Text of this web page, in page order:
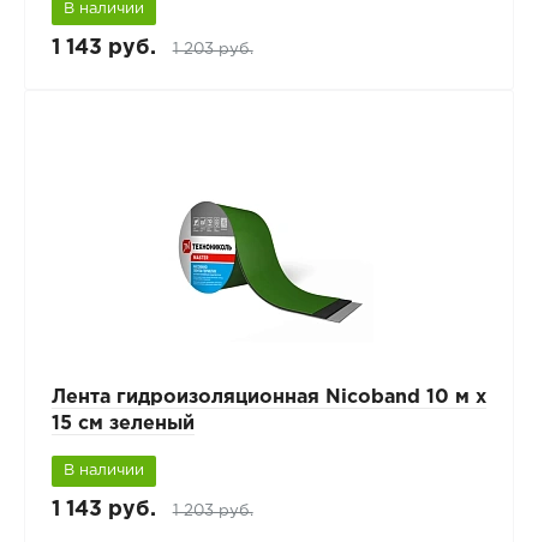
В наличии
1 143 руб. 1 203 руб.
Лента гидроизоляционная Nicoband 10 м х
15 см зеленый
В наличии
1 143 руб. 1 203 руб.